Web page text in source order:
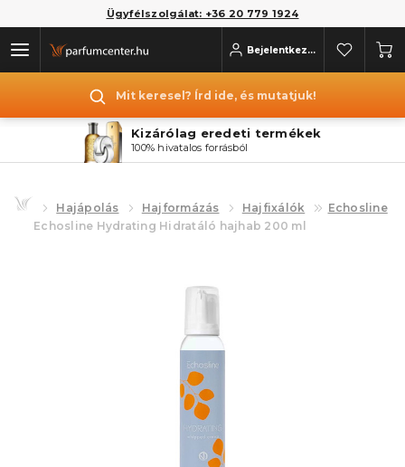
Ügyfélszolgálat: +36 20 779 1924
Bejelentkezés
Mit keresel? Írd ide, és mutatjuk!
Kizárólag eredeti termékek
100% hivatalos forrásból
Hajápolás Hajformázás Hajfixálók
Echosline
Echosline Hydrating Hidratáló hajhab 200 ml